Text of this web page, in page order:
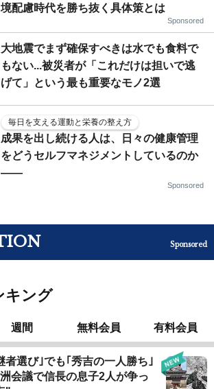
境配慮時代を勝ち抜く具体策とは
Sponsored
大地震でまず確保すべきは水でも食料で
もない...被災者が「これだけは担いで逃
げて」という最も重要なモノ2選
毎日を支える運動と栄養の整え方
成果を出し続ける人は、日々の健康管理
をどうセルフマネジメントしているのか
——
Sponsored
Sponsored
キング
週間 無料会員 有料会員
者選び｣でも｢秀吉の一人勝ち｣
会議で信長の息子2人が争っ